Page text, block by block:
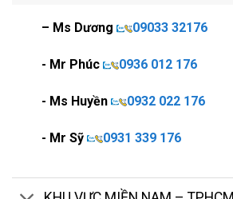
– Ms Dương 09033 32176
- Mr Phúc 0936 012 176
- Ms Huyền 0932 022 176
- Mr Sỹ 0931 339 176